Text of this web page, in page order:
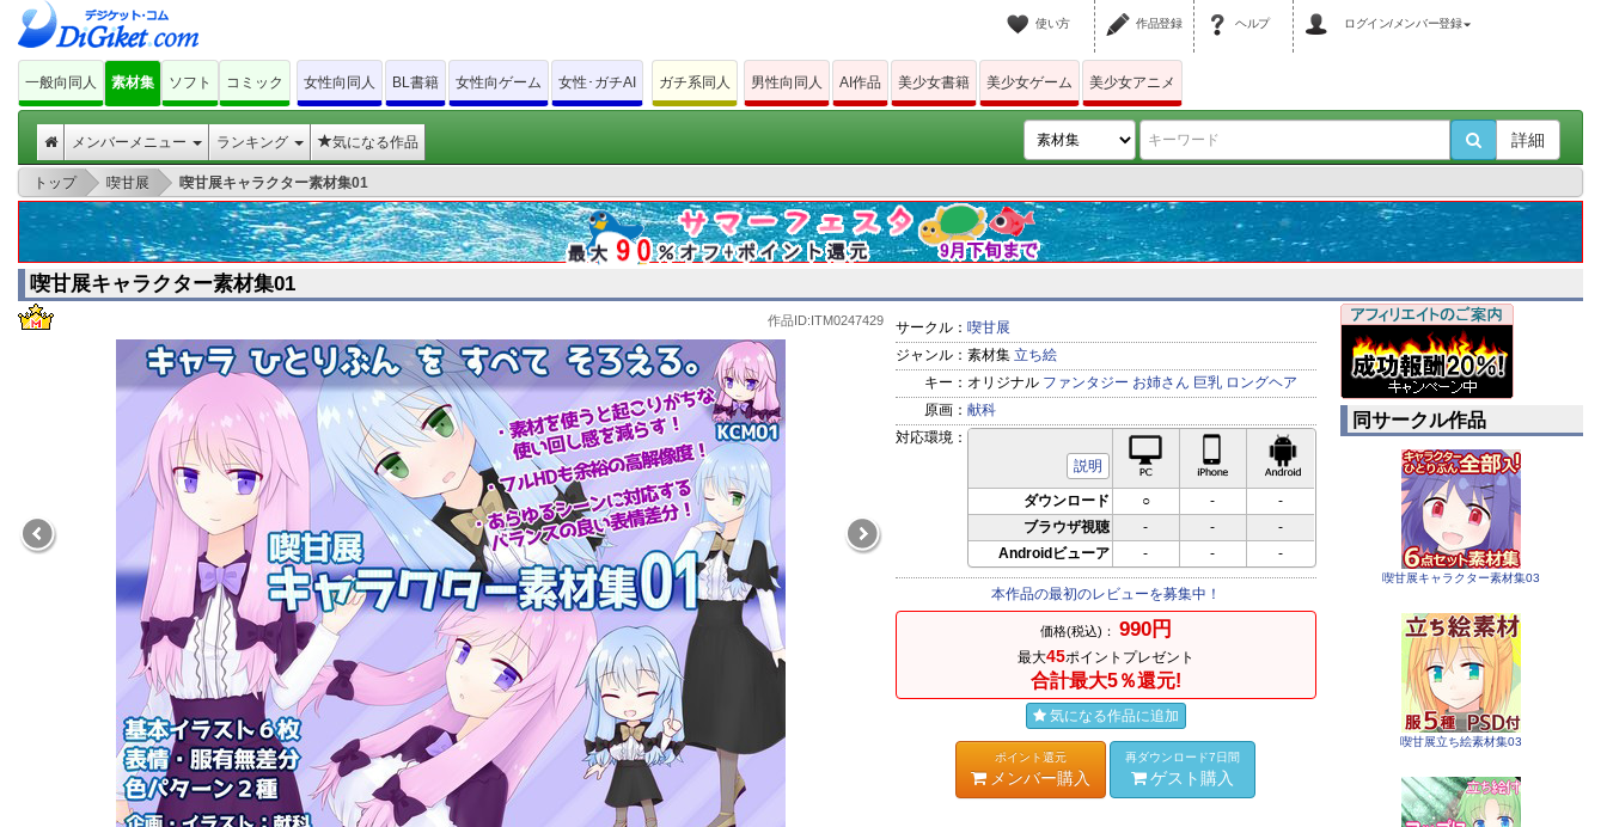
使い方 作品登録 ヘルプ ログイン/メンバー登録
一般向同人 素材集 ソフト コミック 女性向同人 BL書籍 女性向ゲーム 女性･ガチAI ガチ系同人 男性向同人 AI作品 美少女書籍 美少女ゲーム 美少女アニメ
詳細
メンバーメニュー ランキング 気になる作品
トップ > 喫甘展 > 喫甘展キャラクター素材集01
喫甘展キャラクター素材集01
作品ID:ITM0247429 サークル： 喫甘展
ジャンル： 素材集 立ち絵
キー： オリジナル ファンタジー お姉さん 巨乳 ロングヘア
原画： 献科
対応環境：
説明
PC対応 iPhone対応 Android対応
ダウンロード ○ -
-
ブラウザ視聴
- -
-
Androidビューア
- - -
本作品の最初のレビューを募集中！
価格(税込)： 990円
最大45ポイントプレゼント
合計最大5％還元!
気になる作品に追加
ポイント還元
メンバー購入
再ダウンロード7日間
ゲスト購入
同サークル作品
喫甘展キャラクター素材集03
喫甘展立ち絵素材集03